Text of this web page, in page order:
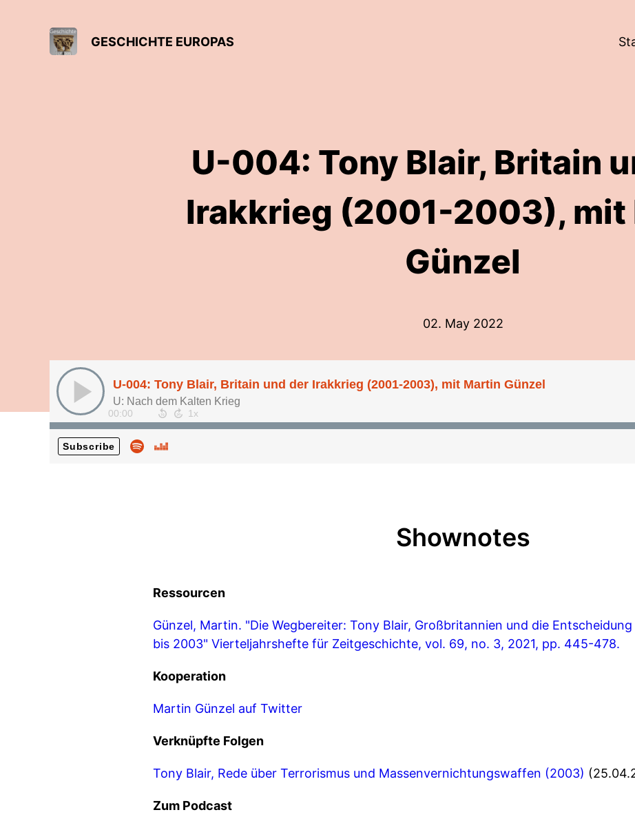
GESCHICHTE EUROPAS
U-004: Tony Blair, Britain
Irakkrieg (2001-2003), mit
Günzel
02. May 2022
U-004: Tony Blair, Britain und der Irakkrieg (2001-2003), mit Martin Günzel
U: Nach dem Kalten Krieg
00:00
Subscribe
Shownotes
Ressourcen
Günzel, Martin. "Die Wegbereiter: Tony Blair, Großbritannien und die
bis 2003" Vierteljahrshefte für Zeitgeschichte, vol. 69, no. 3, 2021, pp. 445-478.
Kooperation
Martin Günzel auf Twitter
Verknüpfte Folgen
Tony Blair, Rede über Terrorismus und Massenvernichtungswaffen (2003)
Zum Podcast